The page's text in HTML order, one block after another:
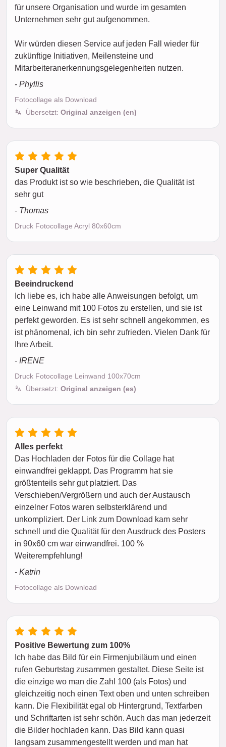
für unsere Organisation und wurde im gesamten
Unternehmen sehr gut aufgenommen.
Wir würden diesen Service auf jeden Fall wieder für
zukünftige Initiativen, Meilensteine und
Mitarbeiteranerkennungsgelegenheiten nutzen.
- Phyllis
Fotocollage als Download
Übersetzt: Original anzeigen (en)
Super Qualität
das Produkt ist so wie beschrieben, die Qualität ist
sehr gut
- Thomas
Druck Fotocollage Acryl 80x60cm
Beeindruckend
Ich liebe es, ich habe alle Anweisungen befolgt, um
eine Leinwand mit 100 Fotos zu erstellen, und sie ist
perfekt geworden. Es ist sehr schnell angekommen, es
ist phänomenal, ich bin sehr zufrieden. Vielen Dank für
Ihre Arbeit.
- IRENE
Druck Fotocollage Leinwand 100x70cm
Übersetzt: Original anzeigen (es)
Alles perfekt
Das Hochladen der Fotos für die Collage hat
einwandfrei geklappt. Das Programm hat sie
größtenteils sehr gut platziert. Das
Verschieben/Vergrößern und auch der Austausch
einzelner Fotos waren selbsterklärend und
unkompliziert. Der Link zum Download kam sehr
schnell und die Qualität für den Ausdruck des Posters
in 90x60 cm war einwandfrei. 100 %
Weiterempfehlung!
- Katrin
Fotocollage als Download
Positive Bewertung zum 100%
Ich habe das Bild für ein Firmenjubiläum und einen
rufen Geburtstag zusammen gestaltet. Diese Seite ist
die einzige wo man die Zahl 100 (als Fotos) und
gleichzeitig noch einen Text oben und unten schreiben
kann. Die Flexibilität egal ob Hintergrund, Textfarben
und Schriftarten ist sehr schön. Auch das man jederzeit
die Bilder hochladen kann. Das Bild kann quasi
langsam zusammengestellt werden und man hat